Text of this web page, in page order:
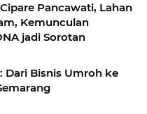
Pancawati, Lahan
Kemunculan
jadi Sorotan
Dari Bisnis Umroh ke